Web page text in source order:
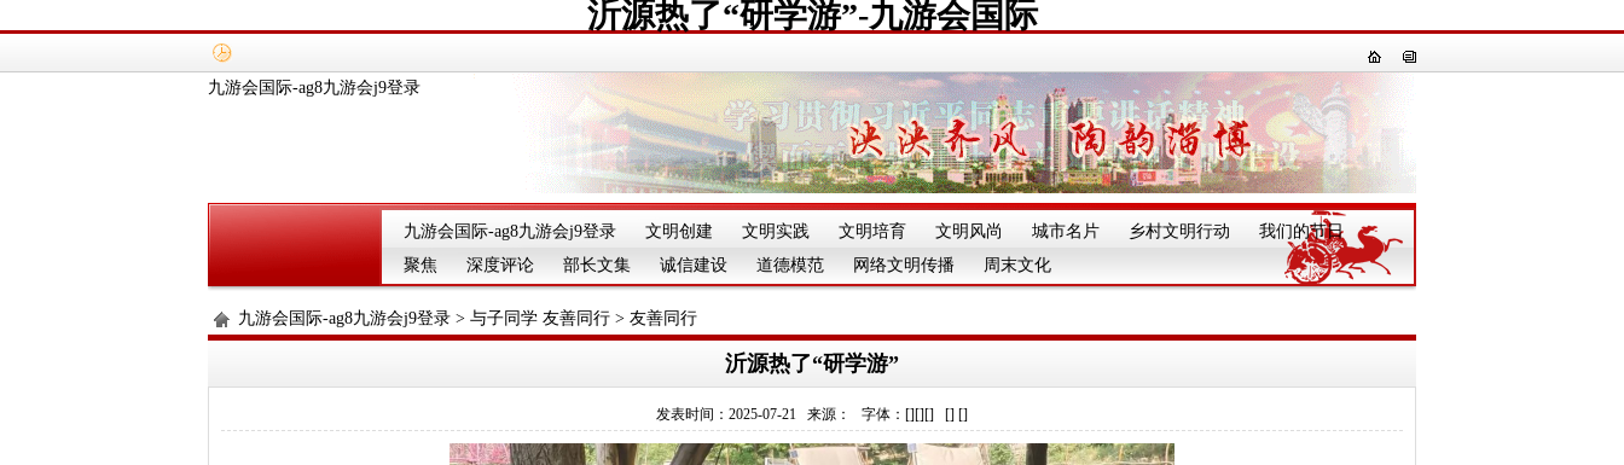
沂源热了“研学游”-九游会国际
九游会国际-ag8九游会j9登录
九游会国际-ag8九游会j9登录 文明创建 文明实践 文明培育 文明风尚 城市名片 乡村文明行动 我们的节日 一
聚焦
深度评论 部长文集 诚信建设 道德模范 网络文明传播 周末文化
九游会国际-ag8九游会j9登录 > 与子同学 友善同行 > 友善同行
沂源热了“研学游”
发表时间：2025-07-21 来源： 字体：[][][] [] []